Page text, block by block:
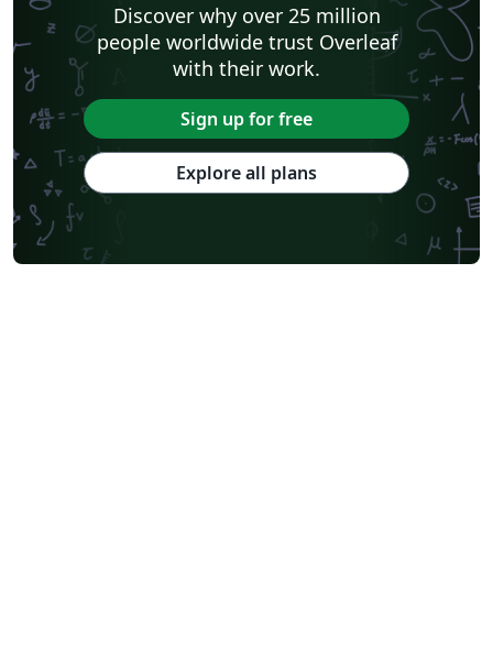
Discover why over 25 million
people worldwide trust Overleaf
with their work.
Sign up for free
Explore all plans